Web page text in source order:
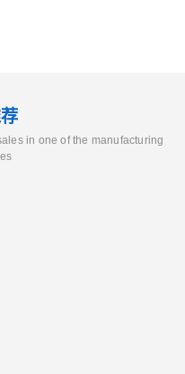
in one of the manufacturing